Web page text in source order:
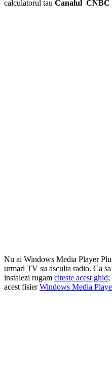
calculatorul tau Canalul CNBC
Nu ai Windows Media Player
urmari TV su asculta radio. Ca
instalezi rugam citeste acest ghid;
acest fisierWindows Media